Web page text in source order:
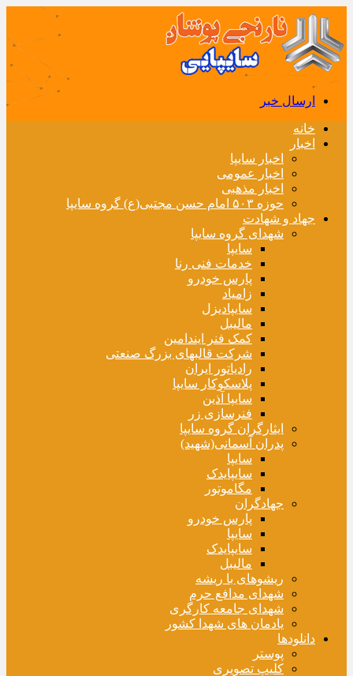
ارسال خبر
خانه
اخبار
اخبار سایپا
اخبار عمومی
اخبار مذهبی
حوزه ۵۰۳ امام حسن مجتبی(ع) گروه سایپا
جهاد و شهادت
شهدای گروه سایپا
سایپا
خدمات فنی رنا
پارس خودرو
زامیاد
سایپادیزل
مالیبل
کمک فنر ایندامین
شرکت قالبهای بزرگ صنعتی
رادیاتور ایران
پلاسکوکار سایپا
سایپا آذین
فنرسازی زر
ایثارگران گروه سایپا
پدران آسمانی(شهید)
سایپا
سایپایدک
مگاموتور
جهادگران
پارس خودرو
سایپا
سایپایدک
مالیبل
ریشوهای با ریشه
شهدای مدافع حرم
شهدای جامعه کارگری
یادمان های شهدا کشور
دانلودها
پوستر
کلیپ تصویری